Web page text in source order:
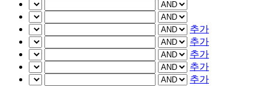
추가
추가
추가
추가
추가